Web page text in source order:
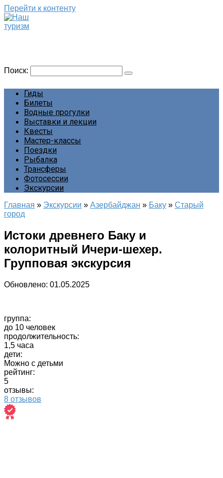
Перейти к контенту
Поиск:
Гиды
Билеты
Водные прогулки
Выставки и лекции
Квесты
Мастер-классы
Поездки
Рыбалка
Трансферы
Фотосессии
Экскурсии
Главная » Экскурсии » Азербайджан » Баку » Старый
город
Истоки древнего Баку и
колоритный Ичери-шехер.
Групповая экскурсия
Обновлено: 01.05.2025
группа:
до 10 человек
продолжительность:
1,5 часа
дети:
Можно с детьми
рейтинг:
5
отзывы:
8 отзывов